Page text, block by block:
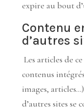
expire au bout
Contenu
d’autres
Les articles de
contenus
images,
d’autres sites se